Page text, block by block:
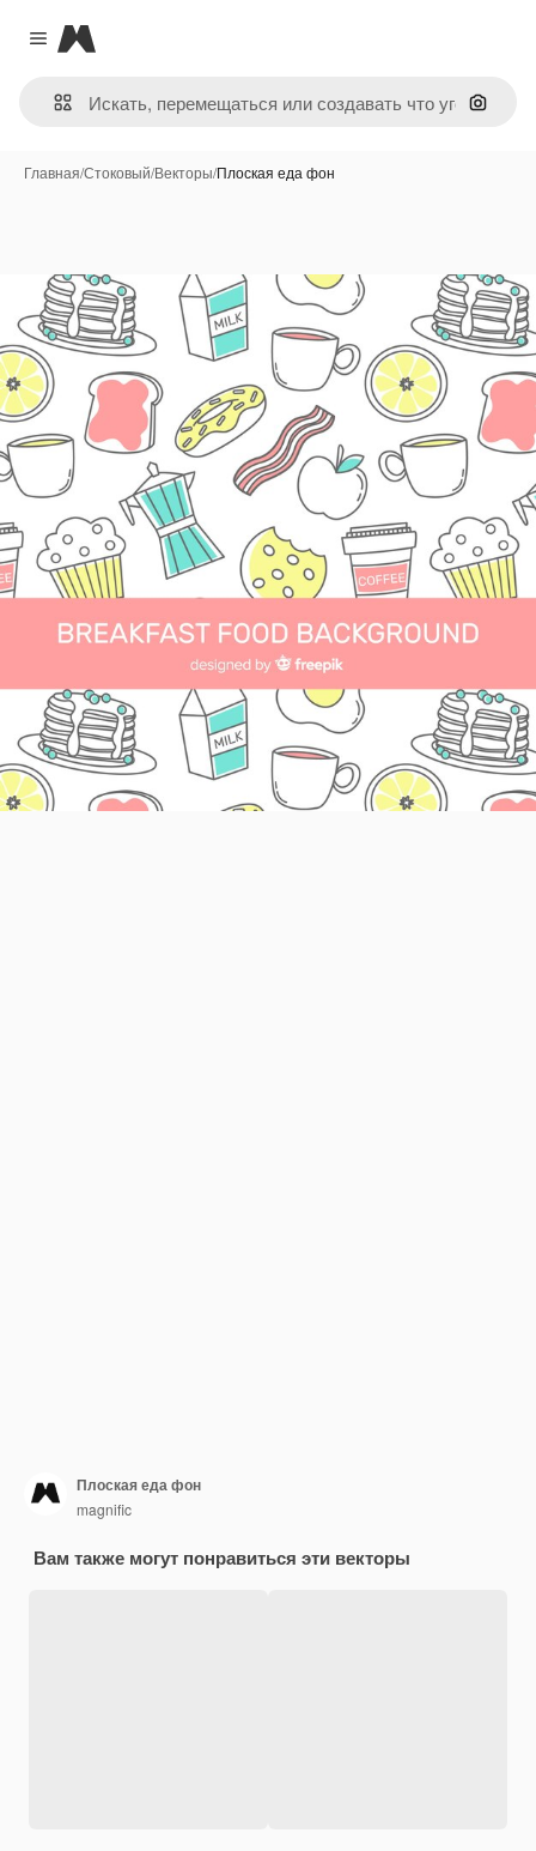
Close menu
Magnific
Поиск
Главная/Стоковый/Векторы/Плоская еда фон
Плоская еда фон
magnific
Вам также могут понравиться эти векторы